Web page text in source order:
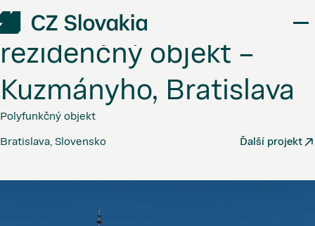
Kancelársky
rezidenčný objekt –
Kuzmányho, Bratislava
Polyfunkčný objekt
Bratislava, Slovensko
Ďalší projekt